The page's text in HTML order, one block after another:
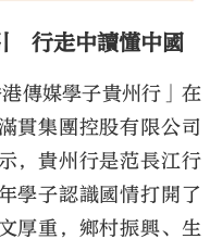
行走中讀懂中國
傳媒學子貴州行」在
貫集團控股有限公司
，貴州行是范長江行
學子認識國情打開了
厚重，鄉村振興、生